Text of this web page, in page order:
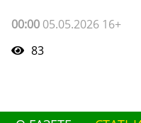
00:00 05.05.2026 16+
83